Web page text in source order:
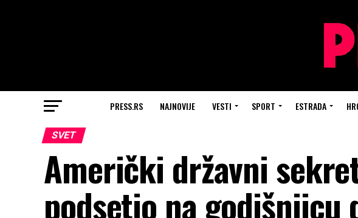
PRESS.RS NAJNOVIJE VESTI SPORT ESTRADA
SVET
Američki državni
podsetio na godišnjicu